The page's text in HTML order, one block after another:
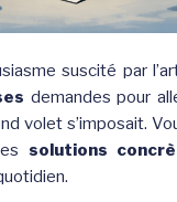
suscité par
demandes pour
volet s’imposait.
solutions